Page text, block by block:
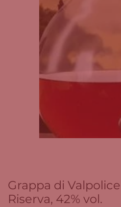
Grappa di
Riserva, 42% vol.